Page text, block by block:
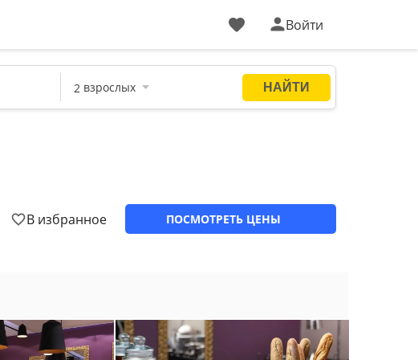
Войти
В избранное ПОСМОТРЕТЬ ЦЕНЫ